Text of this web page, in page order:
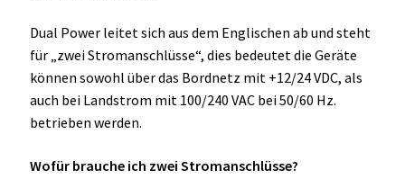
Kühlkassetten
Kühl-/ Gefrierboxen tragbar
OCX 2 Serie
Geräte Optionen
Dual Power leitet sich aus dem Englischen ab und steht
für „zwei Stromanschlüsse“, dies bedeutet die Geräte
können sowohl über das Bordnetz mit +12/24 VDC, als
auch bei Landstrom mit 100/240 VAC bei 50/60 Hz.
betrieben werden.
Wofür brauche ich zwei Stromanschlüsse?